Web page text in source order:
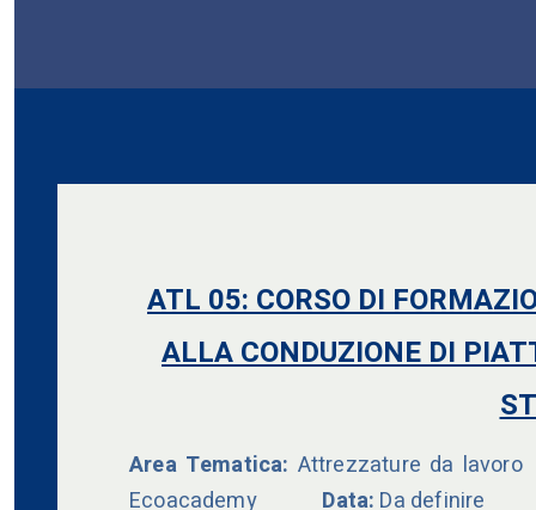
ATL 05:CORSO DI
ALLA CONDUZIONE DI
Area Tematica: Attrezzature da lavoro
EcoacademyData: Da definire